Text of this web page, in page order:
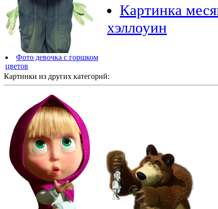
Фото девочка с горшком
цветов
Картинка
хэллоуин
Картинки из других категорий: